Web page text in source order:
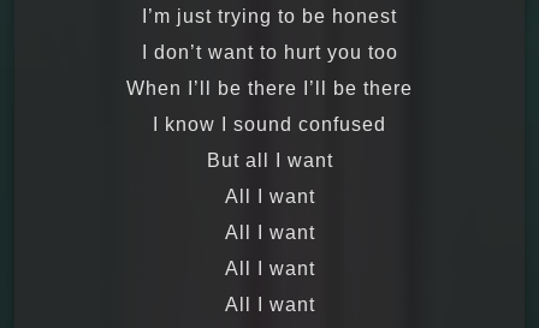
I’m just trying to be honest
I don’t want to hurt you too
When I’ll be there I’ll be there
I know I sound confused
But all I want
All I want
All I want
All I want
All I want